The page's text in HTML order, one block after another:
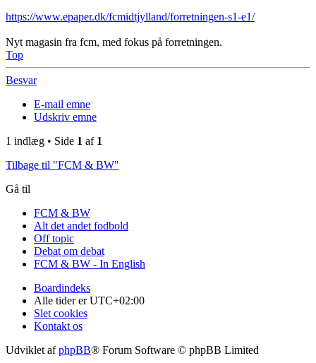
https://www.epaper.dk/fcmidtjylland/forretningen-s1-e1/
Nyt magasin fra fcm, med fokus på forretningen.
Top
Besvar
E-mail emne
Udskriv emne
1 indlæg • Side 1 af 1
Tilbage til "FCM & BW"
Gå til
FCM & BW
Alt det andet fodbold
Off topic
Debat om debat
FCM & BW - In English
Boardindeks
Alle tider erUTC+02:00
Slet cookies
Kontakt os
Udviklet afphpBB® Forum Software © phpBB Limited